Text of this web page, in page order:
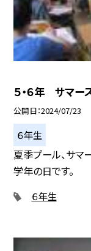
５・６年 サマー
公開日 2024/07/23
６年生
夏季プール、サマ
学年の日です。
６年生